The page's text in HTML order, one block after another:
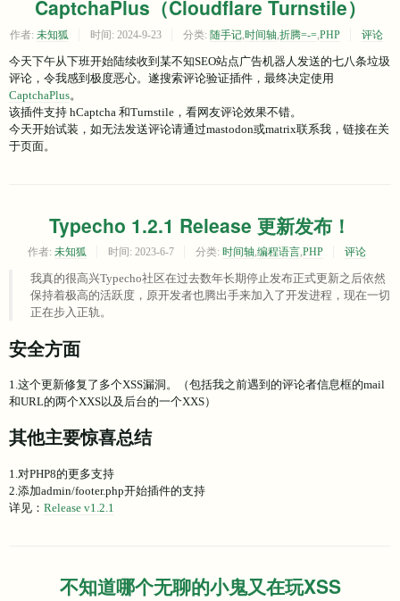
CaptchaPlus（Cloudflare Turnstile）
作者: 未知狐 时间: 2024-9-23 分类: 随手记,时间轴,折腾=-=,PHP 评论
今天下午从下班开始陆续收到某不知SEO站点广告机器人发送的七八条垃圾
评论，令我感到极度恶心。遂搜索评论验证插件，最终决定使用
CaptchaPlus。
该插件支持 hCaptcha 和Turnstile，看网友评论效果不错。
今天开始试装，如无法发送评论请通过mastodon或matrix联系我，链接在关
于页面。
Typecho 1.2.1 Release 更新发布！
作者: 未知狐 时间: 2023-6-7 分类: 时间轴,编程语言,PHP 评论
我真的很高兴Typecho社区在过去数年长期停止发布正式更新之后依然
保持着极高的活跃度，原开发者也腾出手来加入了开发进程，现在一切
正在步入正轨。
安全方面
1.这个更新修复了多个XSS漏洞。（包括我之前遇到的评论者信息框的mail
和URL的两个XXS以及后台的一个XXS）
其他主要惊喜总结
1.对PHP8的更多支持
2.添加admin/footer.php开始插件的支持
详见： Release v1.2.1
不知道哪个无聊的小鬼又在玩XSS